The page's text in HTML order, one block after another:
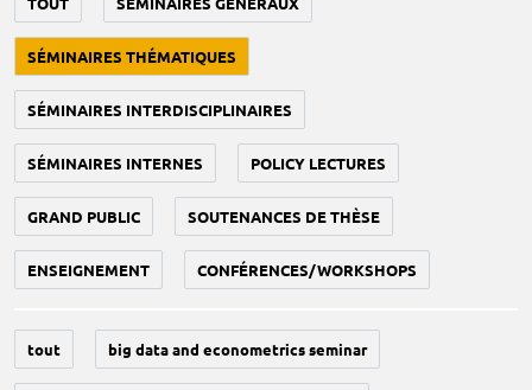
SÉMINAIRES THÉMATIQUES
SÉMINAIRES INTERDISCIPLINAIRES
SÉMINAIRES INTERNES POLICY LECTURES
GRAND PUBLIC SOUTENANCES DE THÈSE
ENSEIGNEMENT CONFÉRENCES/WORKSHOPS
tout big data and econometrics seminar